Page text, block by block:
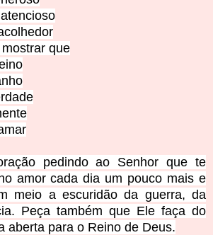
que
pedindo ao Senhor que te
amor cada dia um pouco mais e
meio a escuridão da guerra, da
Peça também que Ele faça do
aberta para o Reino de Deus.